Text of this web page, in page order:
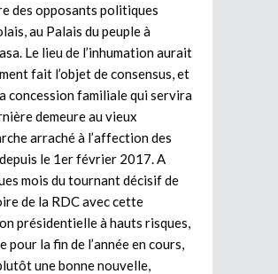
des opposants politiques
au Palais du peuple à
Le lieu de l’inhumation aurait
fait l’objet de consensus, et
concession familiale qui servira
demeure au vieux
arraché à l’affection des
le 1er février 2017. A
mois du tournant décisif de
de la RDC avec cette
présidentielle à hauts risques,
pour la fin de l’année en cours,
une bonne nouvelle,